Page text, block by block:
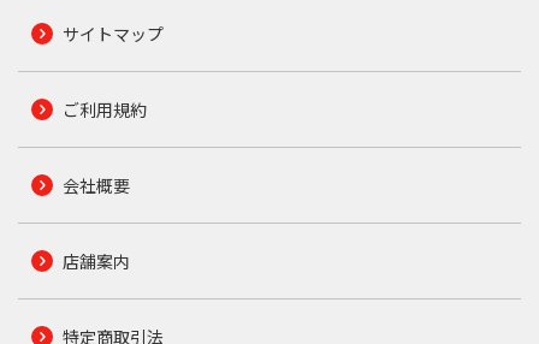
サイトマップ
ご利用規約
会社概要
店舗案内
特定商取引法